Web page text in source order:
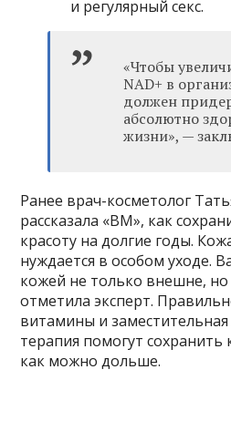
и регулярный секс.
«Чтобы
NAD+ в
должен
абсолютно
жизни», —
Ранее врач-косметолог
рассказала «ВМ», как
красоту на долгие годы.
нуждается в особом уходе.
кожей не только внешне, но
отметила эксперт.
витамины и
терапия помогут сохранить
как можно дольше.